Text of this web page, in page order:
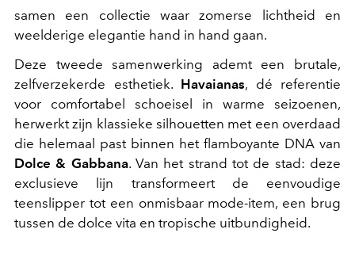
samen een collectie waar zomerse lichtheid en
weelderige elegantie hand in hand gaan.
Deze tweede samenwerking ademt een brutale,
zelfverzekerde esthetiek. Havaianas, dé referentie
voor comfortabel schoeisel in warme seizoenen,
herwerkt zijn klassieke silhouetten met een overdaad
die helemaal past binnen het flamboyante DNA van
Dolce & Gabbana. Van het strand tot de stad: deze
exclusieve lijn transformeert de eenvoudige
teenslipper tot een onmisbaar mode-item, een brug
tussen de dolce vita en tropische uitbundigheid.